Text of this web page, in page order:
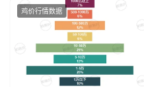
据鸡价行情数据